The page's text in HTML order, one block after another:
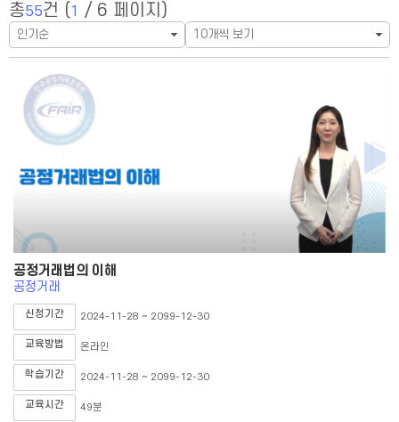
총55건 (1 / 6 페이지)
공정거래법의 이해
공정거래
신청기간 2024-11-28 ~ 2099-12-30
교육방법 온라인
학습기간 2024-11-28 ~ 2099-12-30
교육시간 49분